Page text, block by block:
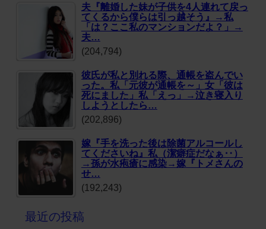
夫『離婚した妹が子供を4人連れて戻っ
てくるから僕らは引っ越そう』→私
「は？ここ私のマンションだよ？」→
夫…
(204,794)
彼氏が私と別れる際、通帳を盗んでい
った。私「元彼が通帳を～」女「彼は
死にました」私「えっ」→泣き寝入り
しようとしたら…
(202,896)
嫁『手を洗った後は除菌アルコールし
てくださいね』私（潔癖症だなぁ‥）
→孫が水疱瘡に感染→嫁『トメさんの
せ…
(192,243)
最近の投稿